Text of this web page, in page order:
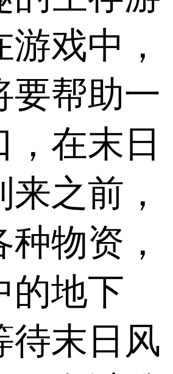
戏中，
要帮助一
，在末日
之前，
物资，
的地下
待末日风